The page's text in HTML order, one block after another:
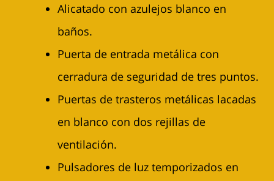
Alicatado con azulejos blanco en
baños.
Puerta de entrada metálica con
cerradura de seguridad de tres puntos.
Puertas de trasteros metálicas lacadas
en blanco con dos rejillas de
ventilación.
Pulsadores de luz temporizados en